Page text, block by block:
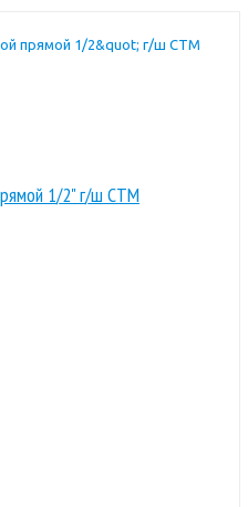
1/2" г/ш CTM